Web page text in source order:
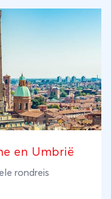
en Umbrië
rondreis